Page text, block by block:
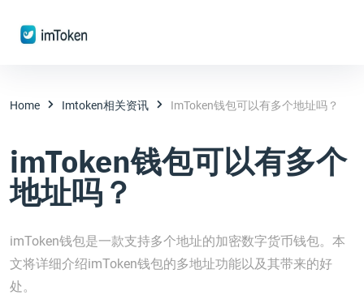
Home Imtoken相关资讯 ImToken钱包可以有多个地址吗？
imToken钱包可以有多个
地址吗？
imToken钱包是一款支持多个地址的加密数字货币钱包。本
文将详细介绍imToken钱包的多地址功能以及其带来的好
处。